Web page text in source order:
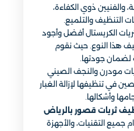
ذوي الكفاءة،
التنظيف والتلميع.
الكريستال أفضل وأجود
هذا النوع. حيث نقوم
لضمان جودتها.
مودرن والنجف الصيني
في تنظيفها لإزالة الغبار
وأشكالها.
ثريات قصور بالرياض
جميع التقنيات، والأجهزة